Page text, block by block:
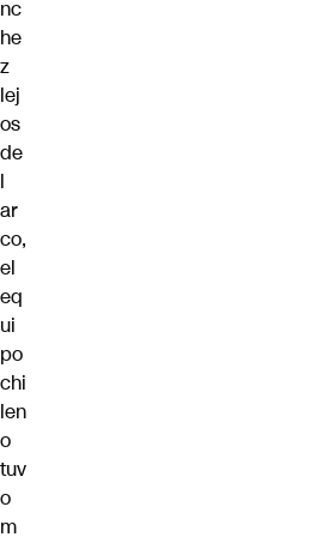
nc
he
z
lej
os
de
l
ar
co,
el
eq
ui
po
chi
len
o
tuv
o
m